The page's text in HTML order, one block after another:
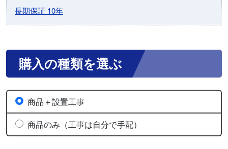
長期保証 10年
購入の種類を選ぶ
商品＋設置工事
商品のみ（工事は自分で手配）